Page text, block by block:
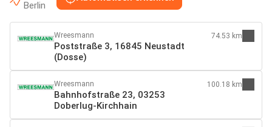
Berlin
Wreesmann
Poststraße 3, 16845 Neustadt
(Dosse)
74.53 km
Wreesmann
Bahnhofstraße 23, 03253
Doberlug-Kirchhain
100.18 km